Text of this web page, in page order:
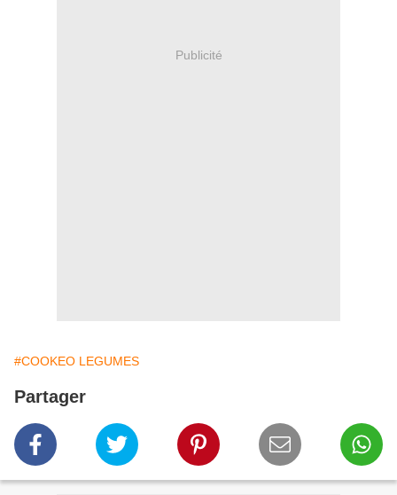
Publicité
#COOKEO LEGUMES
Partager